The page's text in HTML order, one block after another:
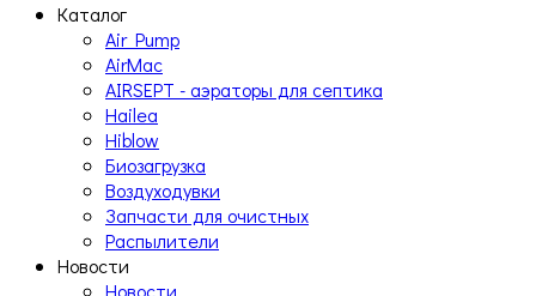
Каталог
Air Pump
AirMac
AIRSEPT - аэраторы для септика
Hailea
Hiblow
Биозагрузка
Воздуходувки
Запчасти для очистных
Распылители
Новости
Новости